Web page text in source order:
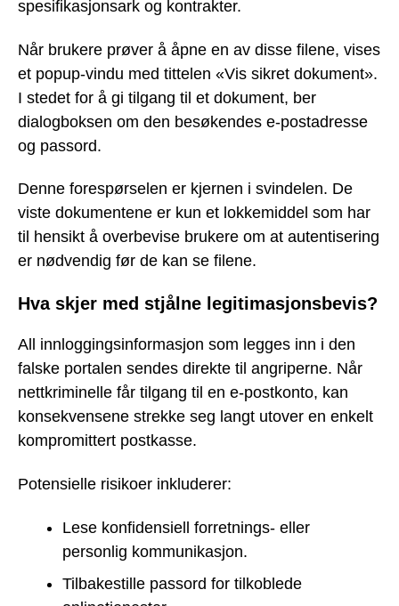
spesifikasjonsark og kontrakter.
Når brukere prøver å åpne en av disse filene, vises
et popup-vindu med tittelen «Vis sikret dokument».
I stedet for å gi tilgang til et dokument, ber
dialogboksen om den besøkendes e-postadresse
og passord.
Denne forespørselen er kjernen i svindelen. De
viste dokumentene er kun et lokkemiddel som har
til hensikt å overbevise brukere om at autentisering
er nødvendig før de kan se filene.
Hva skjer med stjålne legitimasjonsbevis?
All innloggingsinformasjon som legges inn i den
falske portalen sendes direkte til angriperne. Når
nettkriminelle får tilgang til en e-postkonto, kan
konsekvensene strekke seg langt utover en enkelt
kompromittert postkasse.
Potensielle risikoer inkluderer:
Lese konfidensiell forretnings- eller
personlig kommunikasjon.
Tilbakestille passord for tilkoblede